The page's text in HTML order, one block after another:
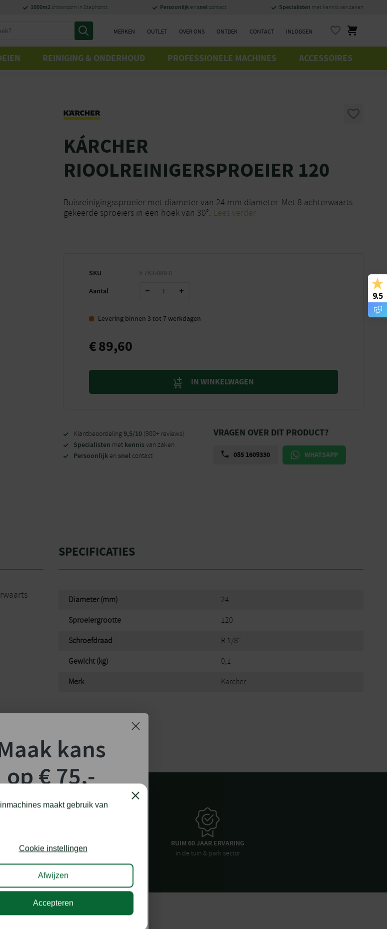
1000m2 showroom in Staphorst Persoonlijk en snel contact Specialisten met kennis van zaken
MERKEN OUTLET OVER ONS ONTDEK CONTACT INLOGGEN
REINIGING & ONDERHOUD PROFESSIONELE MACHINES ACCESSOIRES
KÁRCHER
RIOOLREINIGERSPROEIER 120
Buisreinigingssproeier met diameter van 24 mm diameter. Met 8 achterwaarts
gekeerde sproeiers in een hoek van 30°. Lees verder
SKU 5.763-089.0
Aantal
Levering binnen 3 tot 7 werkdagen
€89,60
IN WINKELWAGEN
Klantbeoordeling9,5/10 (900+ reviews)
Specialisten met kennisvan zaken
Persoonlijk en snel contact
VRAGEN OVER DIT PRODUCT?
085 1609330 WHATSAPP
SPECIFICATIES
Diameter (mm) 24
Sproeiergrootte 120
Schroefdraad R 1/8"
Gewicht (kg) 0,1
Merk Kärcher
PERSOONLIJK EN SNEL CONTACT
via diverse kanalen
RUIM 60 JAAR ERVARING
in de tuin & park sector
9.5
maakt gebruik van
Close
Cookie instellingen
Afwijzen
Accepteren
kans
op € 75,-
Ik doe graag mee!